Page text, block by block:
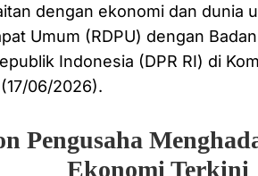
dengan ekonomi dan dunia
Umum (RDPU) dengan
Indonesia (DPR RI) di
06/2026).